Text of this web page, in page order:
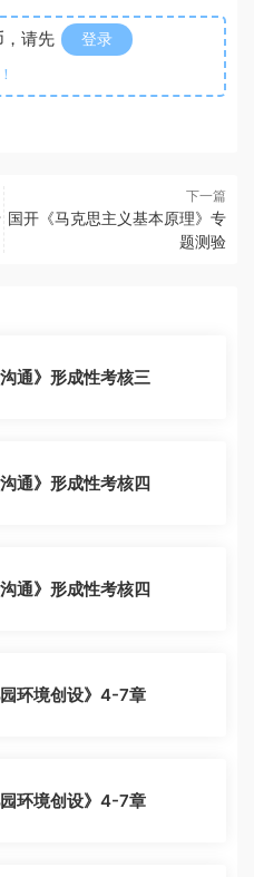
，请先 登录
下一篇
国开《马克思主义基本原理》专
题测验
通》形成性考核三
通》形成性考核四
通》形成性考核四
环境创设》4-7章
环境创设》4-7章